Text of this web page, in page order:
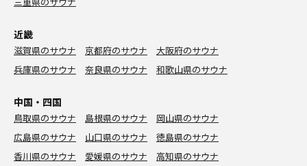
近畿
滋賀県のサウナ 京都府のサウナ
大阪府のサウナ
兵庫県のサウナ
奈良県のサウナ 和歌山県のサウナ
中国・四国
鳥取県のサウナ 島根県のサウナ
岡山県のサウナ
広島県のサウナ
山口県のサウナ
徳島県のサウナ
香川県のサウナ
愛媛県のサウナ 高知県のサウナ